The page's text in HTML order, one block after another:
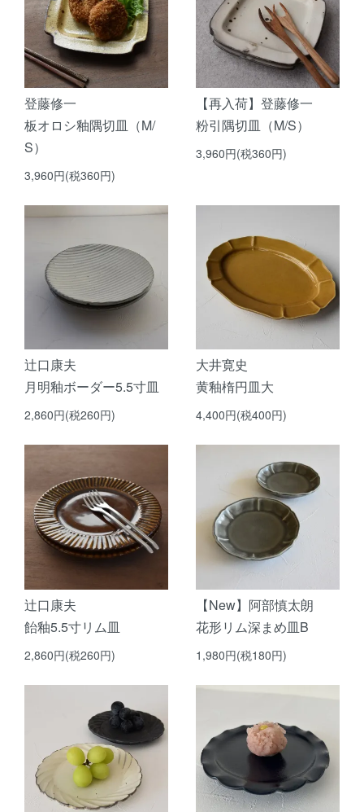
登藤修一
板オロシ釉隅切皿（M/
S）
3,960円(税360円)
【再入荷】登藤修一
粉引隅切皿（M/S）
3,960円(税360円)
辻口康夫
月明釉ボーダー5.5寸皿
2,860円(税260円)
大井寛史
黄釉楕円皿大
4,400円(税400円)
辻口康夫
飴釉5.5寸リム皿
2,860円(税260円)
【New】阿部慎太朗
花形リム深まめ皿B
1,980円(税180円)